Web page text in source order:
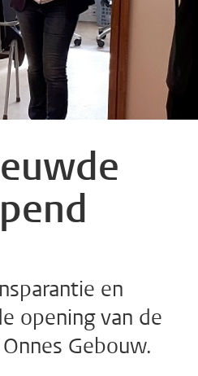
en
opening van de
Gebouw.